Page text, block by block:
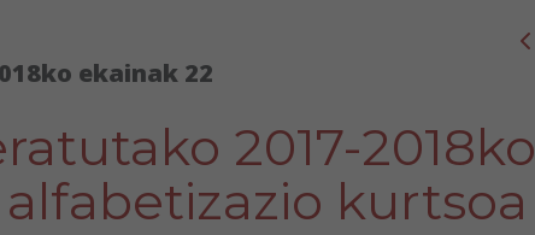
ekainak 22
2017-2018ko
kurtsoa